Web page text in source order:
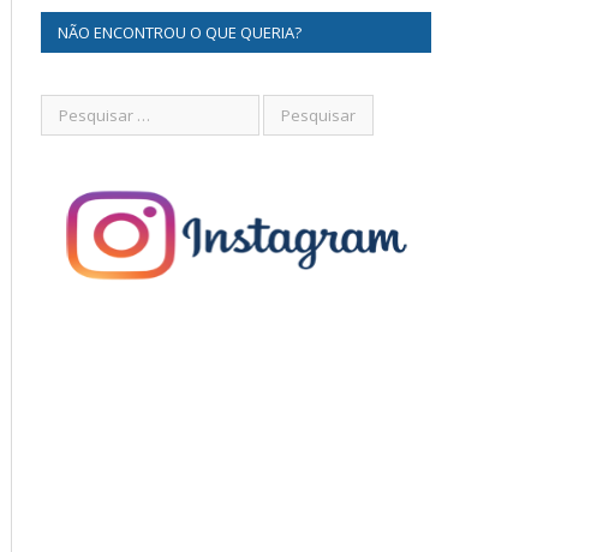
NÃO ENCONTROU O QUE QUERIA?